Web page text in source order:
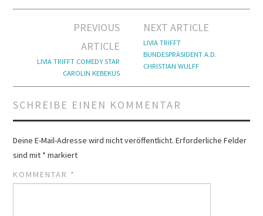
Navigation
PREVIOUS
ARTICLE
LIVIA TRIFFT COMEDY STAR
CAROLIN KEBEKUS
NEXT ARTICLE
LIVIA TRIFFT
BUNDESPRÄSIDENT A.D.
CHRISTIAN WULFF
SCHREIBE EINEN KOMMENTAR
Deine E-Mail-Adresse wird nicht veröffentlicht. Erforderliche Felder
sind mit * markiert
KOMMENTAR *